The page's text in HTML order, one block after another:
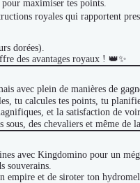
maximiser tes points.
royales qui rapportent
dorées).
des avantages royaux ! 👑✨
avec plein de manières de
tu calcules tes points, tu
et la satisfaction de
des chevaliers et même
avec Kingdomino pour un
souverains.
empire et de siroter ton